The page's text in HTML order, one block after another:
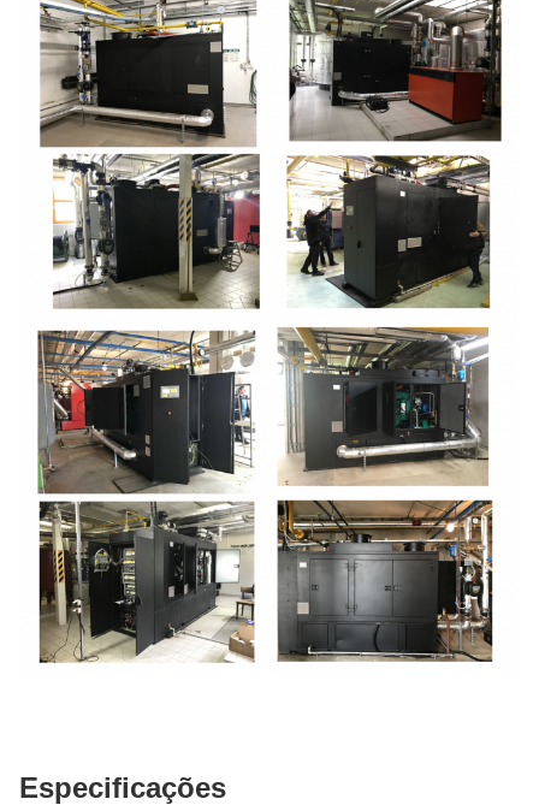
Especificações